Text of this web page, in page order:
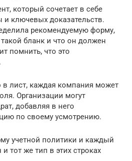
который сочетает в себе
и ключевых доказательств.
рекомендуемую форму,
бланк и что он должен
помнить, что это
в лист, каждая компания может
Организации могут
добавляя в него
по своему усмотрению.
учетной политики и каждый
тот же тип в этих строках